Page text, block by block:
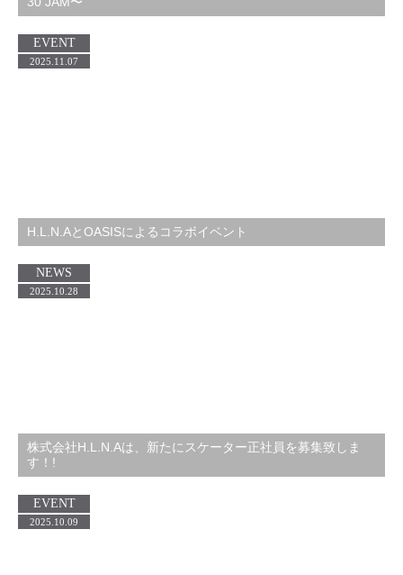
H.L.N.AとOASISによるコラボイベント
EVENT
2025.11.07
株式会社H.L.N.Aは、新たにスケーター正社員を募集致しま
す！!
NEWS
2025.10.28
EVENT
2025.10.09